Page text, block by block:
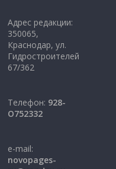
Адрес редакции:
350065,
Краснодар, ул.
Гидростроителей
67/362
Телефон: 928-
O752332
e-mail:
novopages-